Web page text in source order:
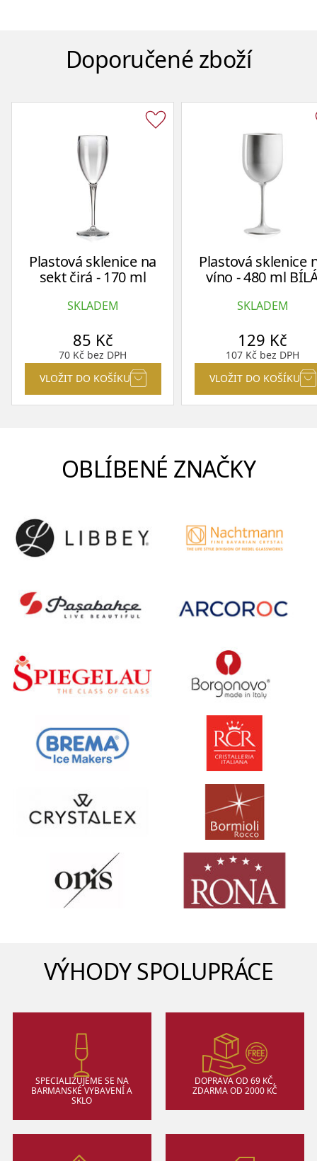
Doporučené zboží
Plastová sklenice na
sekt čirá - 170 ml
SKLADEM
85 Kč
70 Kč bez DPH
VLOŽIT DO KOŠÍKU
Plastová sklenice
víno - 480 ml
SKLADEM
129 Kč
107 Kč bez DPH
VLOŽIT DO KOŠÍKU
OBLÍBENÉ ZNAČKY
VÝHODY SPOLUPRÁCE
SPECIALIZUJEME SE NA
BARMANSKÉ VYBAVENÍ A
SKLO
DOPRAVA OD 69 KČ,
ZDARMA OD 2000 KČ